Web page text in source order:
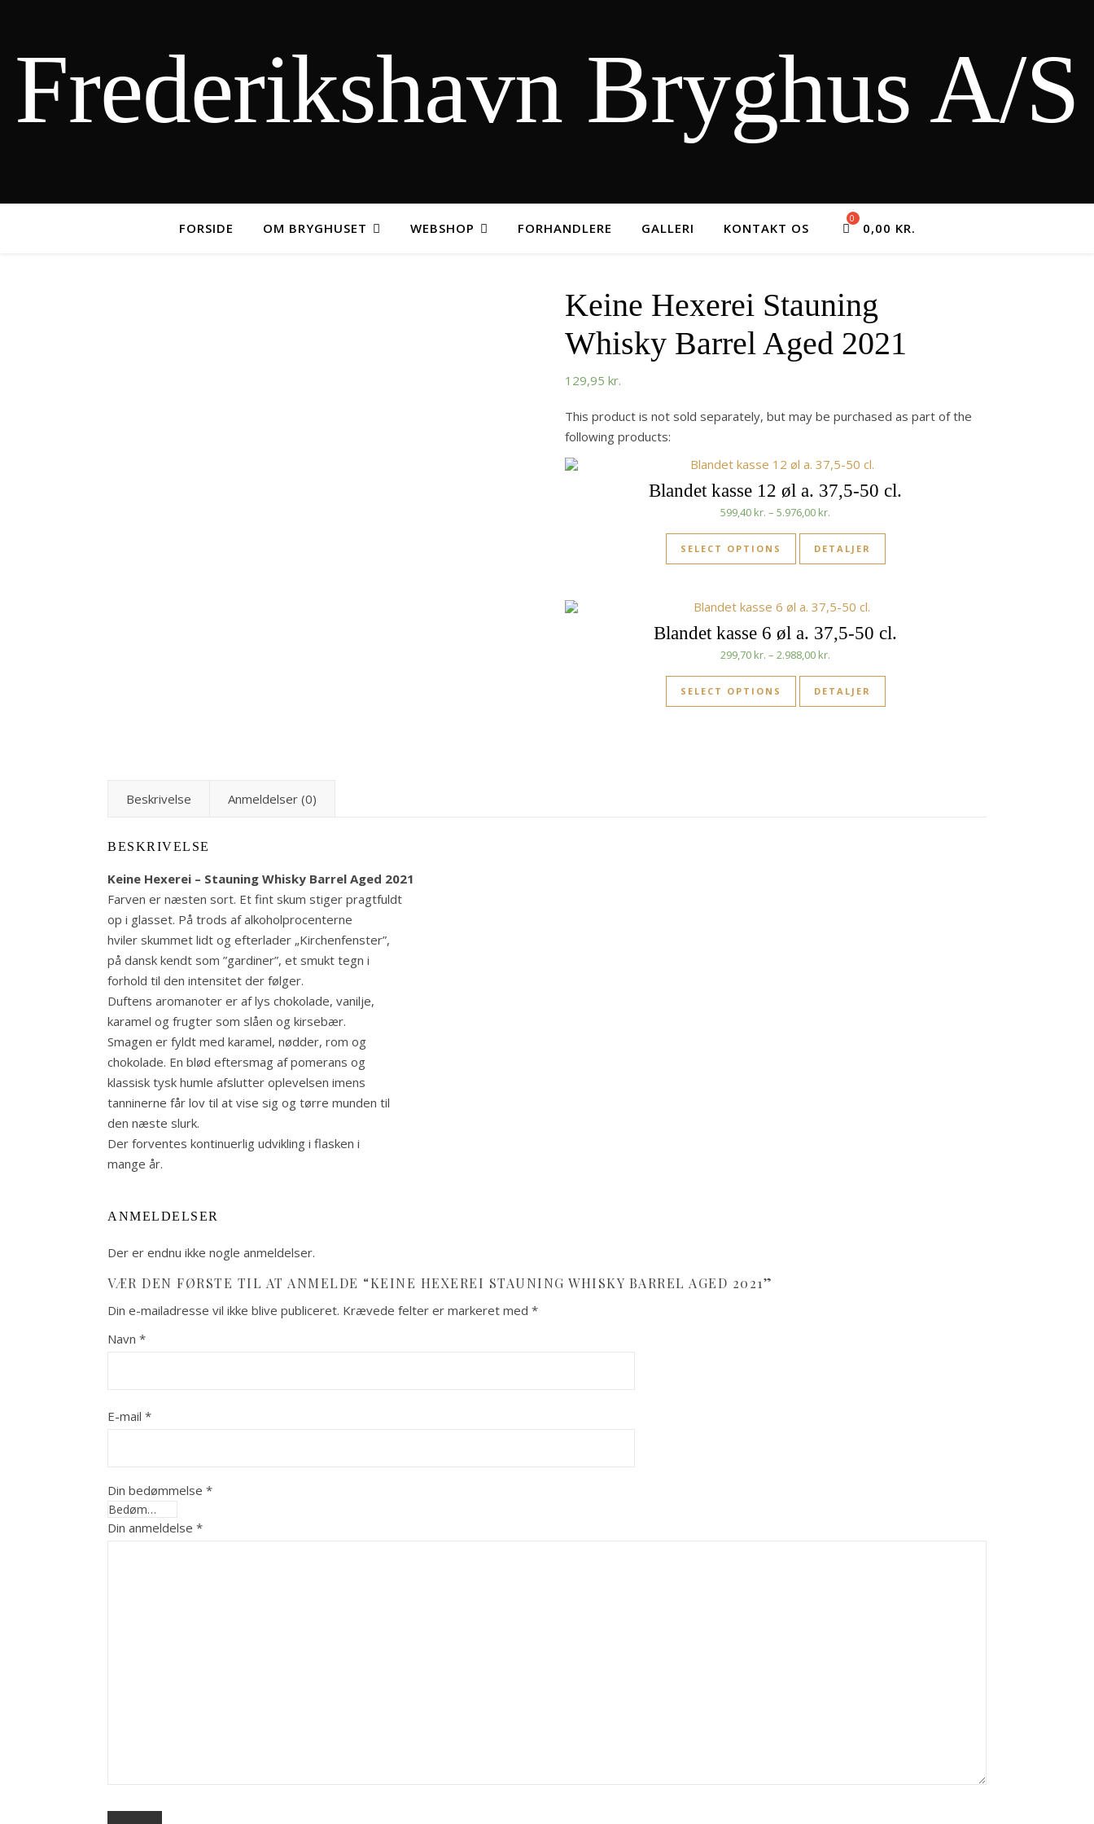
Frederikshavn Bryghus A/S
FORSIDE OM BRYGHUSET WEBSHOP FORHANDLERE GALLERI KONTAKT OS 0,00 KR.
Keine Hexerei Stauning
Whisky Barrel Aged 2021
129,95 kr.
This product is not sold separately, but may be purchased as part of the
following products:
Blandet kasse 12 øl a. 37,5-50 cl.
599,40 kr. – 5.976,00 kr.
SELECT OPTIONS DETALJER
Blandet kasse 6 øl a. 37,5-50 cl.
299,70 kr. – 2.988,00 kr.
SELECT OPTIONS DETALJER
Beskrivelse Anmeldelser (0)
BESKRIVELSE
Keine Hexerei – Stauning Whisky Barrel Aged 2021
Farven er næsten sort. Et fint skum stiger pragtfuldt
op i glasset. På trods af alkoholprocenterne
hviler skummet lidt og efterlader „Kirchenfenster”,
på dansk kendt som ”gardiner”, et smukt tegn i
forhold til den intensitet der følger.
Duftens aromanoter er af lys chokolade, vanilje,
karamel og frugter som slåen og kirsebær.
Smagen er fyldt med karamel, nødder, rom og
chokolade. En blød eftersmag af pomerans og
klassisk tysk humle afslutter oplevelsen imens
tanninerne får lov til at vise sig og tørre munden til
den næste slurk.
Der forventes kontinuerlig udvikling i flasken i
mange år.
ANMELDELSER
Der er endnu ikke nogle anmeldelser.
VÆR DEN FØRSTE TIL AT ANMELDE “KEINE HEXEREI STAUNING WHISKY BARREL AGED 2021”
Din e-mailadresse vil ikke blive publiceret. Krævede felter er markeret med *
Navn *
E-mail *
Din bedømmelse *
Din anmeldelse *